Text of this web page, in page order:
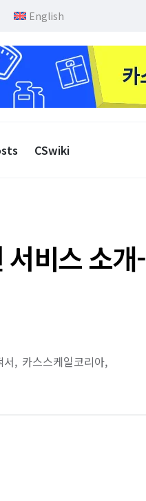
English
CSwiki
서비스 소개-
서 카스스케일코리아